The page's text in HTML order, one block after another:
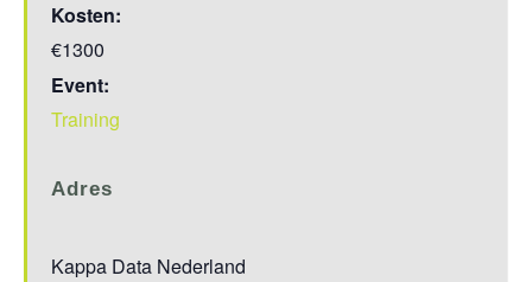
Kosten:
€1300
Event:
Training
Adres
Kappa Data Nederland